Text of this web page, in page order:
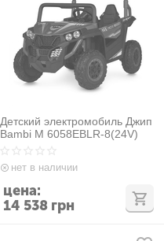
Детский электромобиль Джип
Bambi M 6058EBLR-8(24V)
нет в наличии
14 538 грн
цена: